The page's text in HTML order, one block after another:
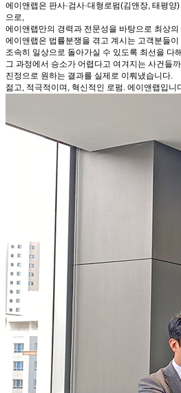
에이앤랩은 판사·검사·대형로펌(김앤장, 태평
으로,
에이앤랩만의 경력과 전문성을 바탕으로 최상
에이앤랩은 법률분쟁을 겪고 계시는 고객분들이
조속히 일상으로 돌아가실 수 있도록 최선을 다
그 과정에서 승소가 어렵다고 여겨지는 사건들
진정으로 원하는 결과를 실제로 이뤄냈습니다.
젊고, 적극적이며, 혁신적인 로펌. 에이앤랩입니